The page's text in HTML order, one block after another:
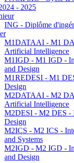
- 2025
ING - Diplôme
M1DATAAI - M1
Artificial Intelligence
M1IGD - M1 IGD -
and Design
M1REDESI - M1
Design
M2DATAAI - M2
Artificial Intelligence
M2DESI - M2 DES -
Design
M2ICS - M2 ICS -
and Systems
M2IGD - M2 IGD -
and Design